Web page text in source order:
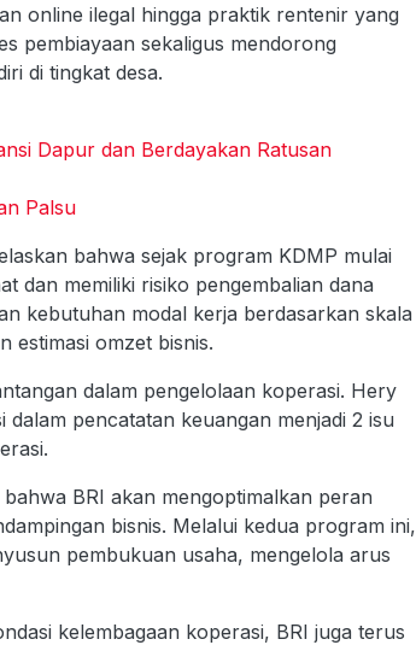
online ilegal hingga praktik rentenir yang
pembiayaan sekaligus mendorong
di tingkat desa.
Dapur dan Berdayakan Ratusan
Palsu
bahwa sejak program KDMP mulai
dan memiliki risiko pengembalian dana
kebutuhan modal kerja berdasarkan skala
estimasi omzet bisnis.
dalam pengelolaan koperasi. Hery
pencatatan keuangan menjadi 2 isu
BRI akan mengoptimalkan peran
bisnis. Melalui kedua program ini,
pembukuan usaha, mengelola arus
kelembagaan koperasi, BRI juga terus